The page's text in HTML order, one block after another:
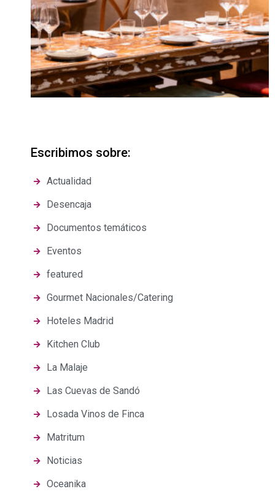
Escribimos sobre:
Actualidad
Desencaja
Documentos temáticos
Eventos
featured
Gourmet Nacionales/Catering
Hoteles Madrid
Kitchen Club
La Malaje
Las Cuevas de Sandó
Losada Vinos de Finca
Matritum
Noticias
Oceanika